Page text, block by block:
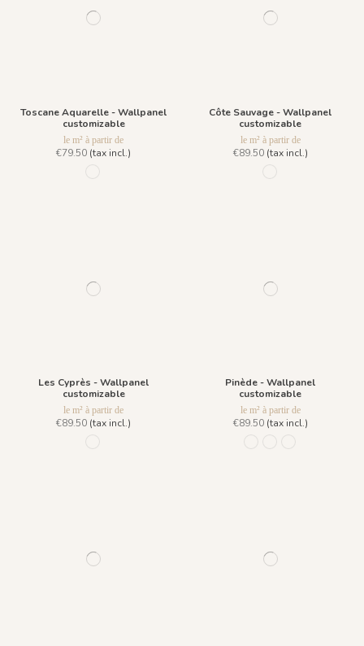
Toscane Aquarelle - Wallpanel
customizable
le m² à partir de
€79.50 (tax incl.)
Côte Sauvage - Wallpanel
customizable
le m² à partir de
€89.50(tax incl.)
Les Cyprès - Wallpanel
customizable
le m² à partir de
€89.50 (tax incl.)
Pinède - Wallpanel
customizable
le m² à partir de
€89.50(tax incl.)